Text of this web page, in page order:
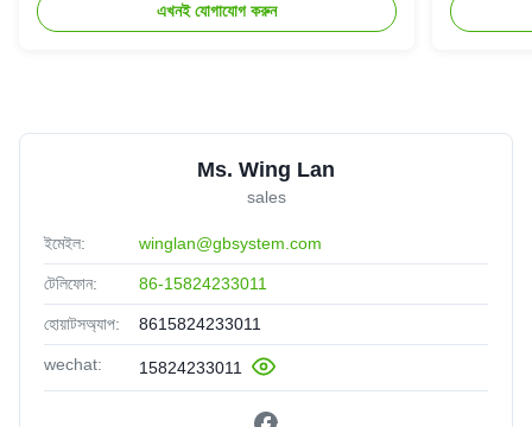
এখনই যোগাযোগ করুন
Ms. Wing Lan
sales
ইমেইল: winglan@gbsystem.com
টেলিফোন: 86-15824233011
হোয়াটসঅ্যাপ: 8615824233011
wechat: 15824233011